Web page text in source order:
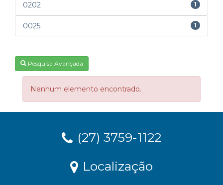
0202 1
0025 1
Pesquisa Avançada
Nenhum elemento encontrado.
(27) 3759-1122
Localização